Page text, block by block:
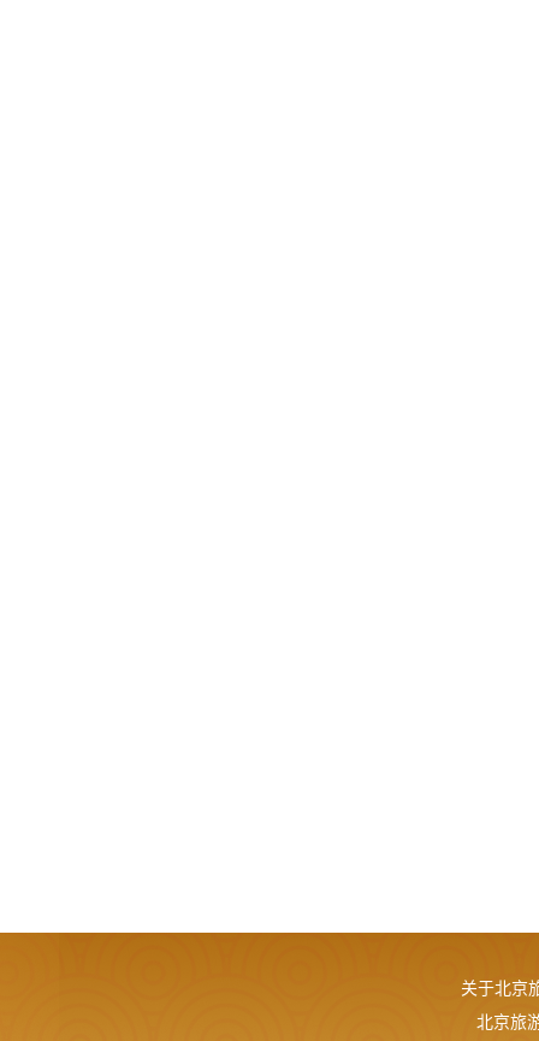
关于北京
北京旅